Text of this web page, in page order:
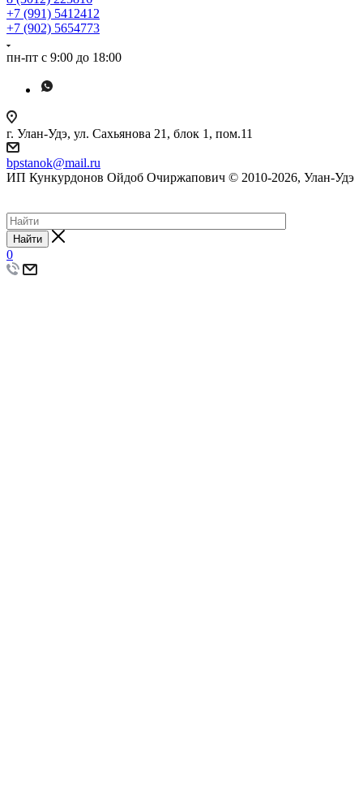
+7 (991) 5412412
+7 (902) 5654773
пн-пт с 9:00 до 18:00
г. Улан-Удэ, ул. Сахьянова 21, блок 1, пом.11
bpstanok@mail.ru
ИП Кункурдонов Ойдоб Очиржапович © 2010-2026, Улан-Удэ
Найти
0